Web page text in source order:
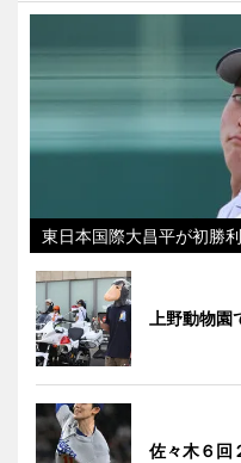
東日本国際大昌平が初勝
上野動物
佐々木６